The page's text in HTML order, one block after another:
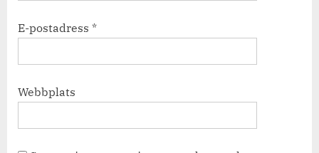
E-postadress *
Webbplats